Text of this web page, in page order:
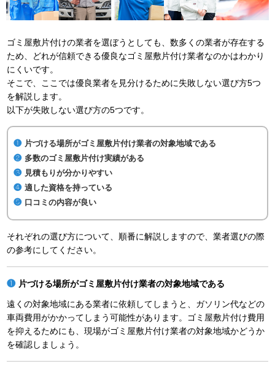
ゴミ屋敷片付けの業者を選ぼうとしても、数多くの業者が存在する
ため、どれが信頼できる優良なゴミ屋敷片付け業者なのかはわかり
にくいです。
そこで、ここでは優良業者を見分けるために失敗しない選び方5つ
を解説します。
以下が失敗しない選び方の5つです。
片づける場所がゴミ屋敷片付け業者の対象地域である
多数のゴミ屋敷片付け実績がある
見積もりが分かりやすい
適した資格を持っている
口コミの内容が良い
それぞれの選び方について、順番に解説しますので、業者選びの際
の参考にしてください。
片づける場所がゴミ屋敷片付け業者の対象地域である
遠くの対象地域にある業者に依頼してしまうと、ガソリン代などの
車両費用がかかってしまう可能性があります。ゴミ屋敷片付け費用
を抑えるためにも、現場がゴミ屋敷片付け業者の対象地域かどうか
を確認しましょう。